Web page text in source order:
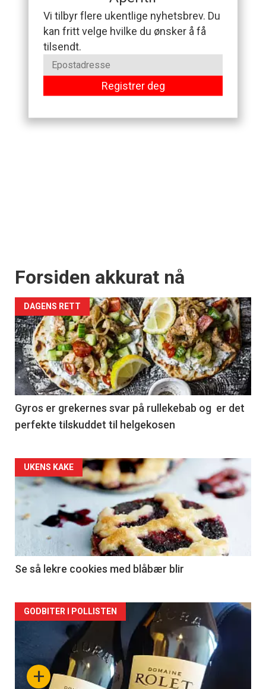
Vi tilbyr flere ukentlige nyhetsbrev. Du
kan fritt velge hvilke du ønsker å få
tilsendt.
Registrer deg
Forsiden akkurat nå
DAGENS RETT
Gyros er grekernes svar på rullekebab og er det
perfekte tilskuddet til helgekosen
Forsiden
akkurat
nå
2
UKENS KAKE
Se så lekre cookies med blåbær blir
Forsiden
akkurat
nå+
GODBITER I POLLISTEN